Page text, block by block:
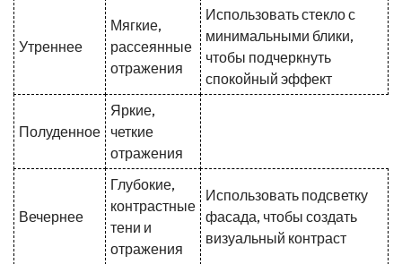
Утреннее
Мягкие,
рассеянные
отражения
Использовать стекло с
минимальными блики,
чтобы подчеркнуть
спокойный эффект
Полуденное
Яркие,
четкие
отражения
Вечернее
Глубокие,
контрастные
тени и
отражения
Использовать подсветку
фасада, чтобы создать
визуальный контраст